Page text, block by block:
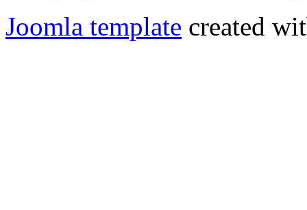
Joomla template created